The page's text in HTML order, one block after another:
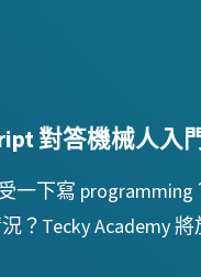
對答機械人入
一下寫
？Tecky Academy